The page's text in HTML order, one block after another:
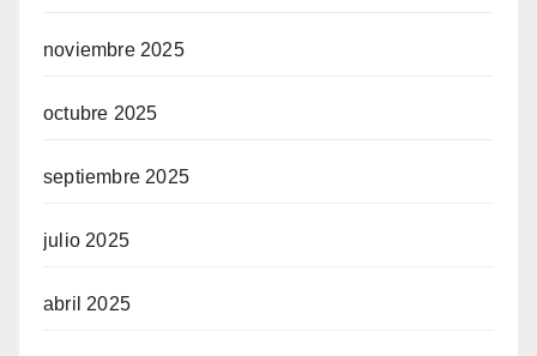
noviembre 2025
octubre 2025
septiembre 2025
julio 2025
abril 2025